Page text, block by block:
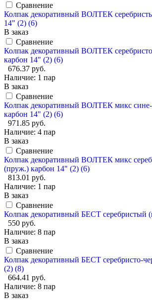
Сравнение
Колпак декоративный ВОЛТЕК
14" (2) (6)
В заказ
Сравнение
Колпак декоративный ВОЛТЕК
карбон 14" (2) (6)
676.37 руб.
Наличие: 1 пар
В заказ
Сравнение
Колпак декоративный ВОЛТЕК микс
карбон 14" (2) (6)
971.85 руб.
Наличие: 4 пар
В заказ
Сравнение
Колпак декоративный ВОЛТЕК микс
(пруж.) карбон 14" (2) (6)
813.01 руб.
Наличие: 1 пар
В заказ
Сравнение
Колпак декоративный БЕСТ серебристый
550 руб.
Наличие: 8 пар
В заказ
Сравнение
Колпак декоративный БЕСТ серебристо-
(2) (8)
664.41 руб.
Наличие: 8 пар
В заказ